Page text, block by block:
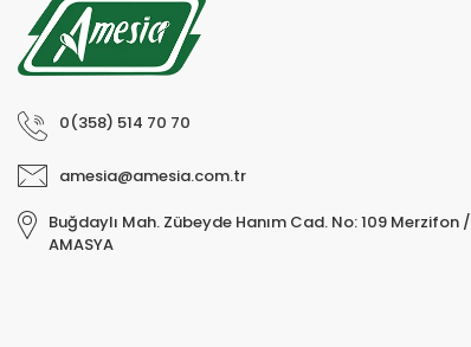
0(358) 514 70 70
amesia@amesia.com.tr
Buğdaylı Mah. Zübeyde Hanım Cad. No: 109 Merzifon /
AMASYA